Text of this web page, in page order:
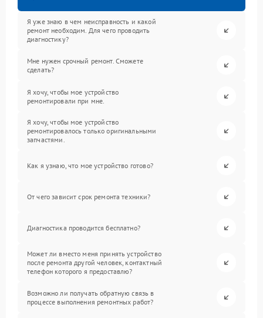
Я уже знаю в чем неисправность и какой
ремонт необходим. Для чего проводить
диагностику?
Мне нужен срочный ремонт. Сможете
сделать?
Я хочу, чтобы мое устройство
ремонтировали при мне.
Я хочу, чтобы мое устройство
ремонтировалось только оригинальными
запчастями.
Как я узнаю, что мое устройство готово?
От чего зависит срок ремонта техники?
Диагностика проводится бесплатно?
Может ли вместо меня принять устройство
после ремонта другой человек, контактный
телефон которого я предоставлю?
Возможно ли получать обратную связь в
процессе выполнения ремонтных работ?